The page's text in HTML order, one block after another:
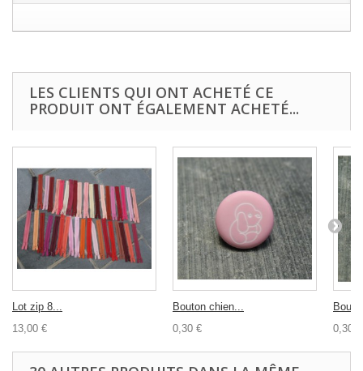
LES CLIENTS QUI ONT ACHETÉ CE
PRODUIT ONT ÉGALEMENT ACHETÉ...
Lot zip 8...
13,00 €
Bouton chien...
0,30 €
0,30 €